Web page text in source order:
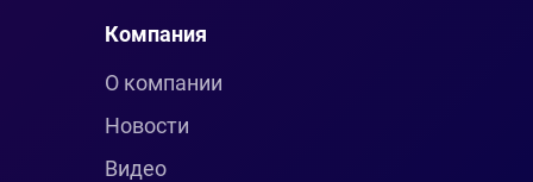
Компания
О компании
Новости
Видео